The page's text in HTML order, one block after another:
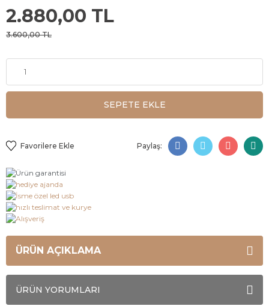
2.880,00 TL
3.600,00 TL
SEPETE EKLE
Paylaş:
ÜRÜN AÇIKLAMA
ÜRÜN YORUMLARI